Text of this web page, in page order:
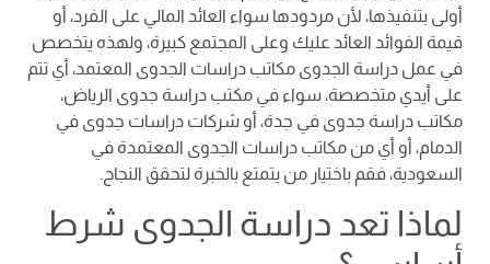
أولى بتنفيذها، لأن مردودها سواء العائد المالي على الفرد، أو
قيمة الفوائد العائد عليك وعلى المجتمع كبيرة، ولهذه يتخصص
في عمل دراسة الجدوى مكاتب دراسات الجدوى المعتمد، أي تتم
على أيدي متخصصة، سواء في مكتب دراسة جدوى الرياض،
مكاتب دراسة جدوى في جدة، أو شركات دراسات جدوى في
الدمام، أو أي من مكاتب دراسات الجدوى المعتمدة في
السعودية، فقم باختيار من يتمتع بالخبرة لتحقق النجاح.
لماذا تعد دراسة الجدوى شرط